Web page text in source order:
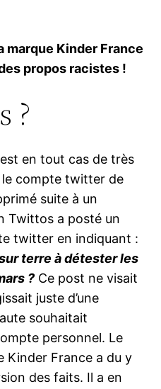
marque Kinder France
propos racistes !
?
est en tout cas de très
compte twitter de
suite à un
Twittos a posté un
twitter en indiquant :
terre à détester les
? Ce post ne visait
juste d’une
souhaitait
personnel. Le
Kinder France a du y
des faits. Il a en